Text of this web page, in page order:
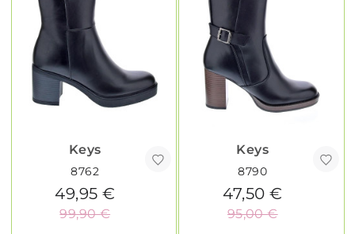
Keys
8762
49,95 €
99,90 €
Keys
8790
47,50 €
95,00 €